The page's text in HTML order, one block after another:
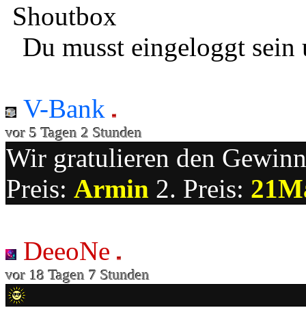
Shoutbox
Du musst eingeloggt
V-Bank
vor 5 Tagen 2 Stunden
Wir gratulieren den
Preis: Armin 2. Preis:
DeeoNe
vor 18 Tagen 7 Stunden